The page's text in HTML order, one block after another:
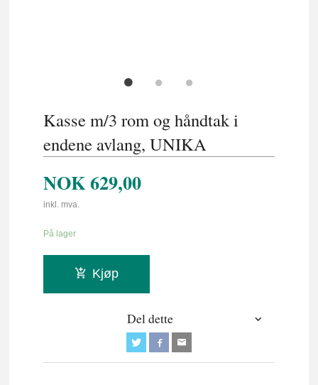
Kasse m/3 rom og håndtak i
endene avlang, UNIKA
NOK629,00
inkl. mva.
På lager
Kjøp
Del dette